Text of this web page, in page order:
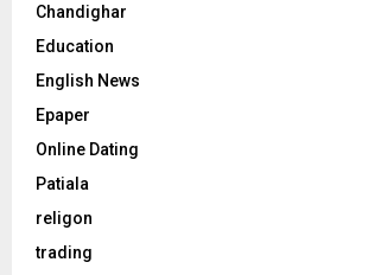
Chandighar
Education
English News
Epaper
Online Dating
Patiala
religon
trading